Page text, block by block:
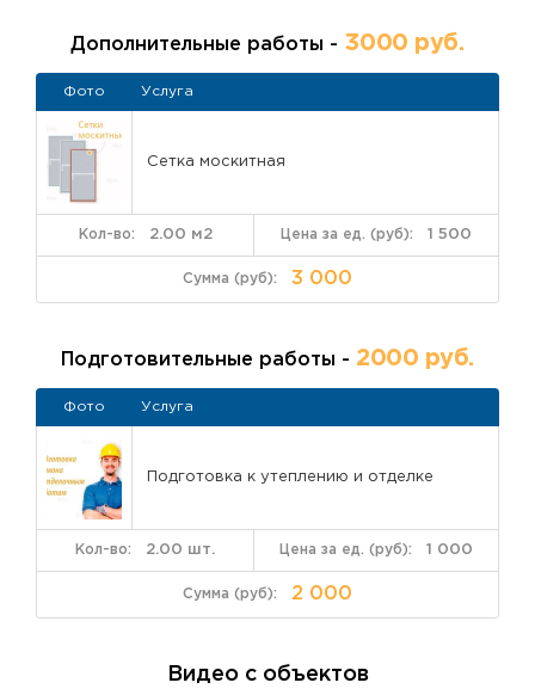
Дополнительные работы - 3000 руб.
Фото Услуга
Сетка москитная
1 500
2.00 м2
3 000
Подготовительные работы - 2000 руб.
Фото Услуга
Подготовка к утеплению и отделке
1 000
2.00 шт.
2 000
Видео с объектов